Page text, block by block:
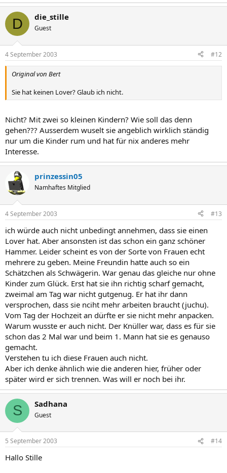
D die_stille
Guest
4 September 2003 #12
Original von Bert
Sie hat keinen Lover? Glaub ich nicht.
Nicht? Mit zwei so kleinen Kindern? Wie soll das denn
gehen??? Ausserdem wuselt sie angeblich wirklich ständig
nur um die Kinder rum und hat für nix anderes mehr
Interesse.
prinzessin05
Namhaftes Mitglied
4 September 2003 #13
ich würde auch nicht unbedingt annehmen, dass sie einen
Lover hat. Aber ansonsten ist das schon ein ganz schöner
Hammer. Leider scheint es von der Sorte von Frauen echt
mehrere zu geben. Meine Freundin hatte auch so ein
Schätzchen als Schwägerin. War genau das gleiche nur ohne
Kinder zum Glück. Erst hat sie ihn richtig scharf gemacht,
zweimal am Tag war nicht gutgenug. Er hat ihr dann
versprochen, dass sie nciht mehr arbeiten braucht (juchu).
Vom Tag der Hochzeit an dürfte er sie nicht mehr anpacken.
Warum wusste er auch nicht. Der Knüller war, dass es für sie
schon das 2 Mal war und beim 1. Mann hat sie es genauso
gemacht.
Verstehen tu ich diese Frauen auch nicht.
Aber ich denke ähnlich wie die anderen hier, früher oder
später wird er sich trennen. Was will er noch bei ihr.
S Sadhana
Guest
5 September 2003 #14
Hallo Stille